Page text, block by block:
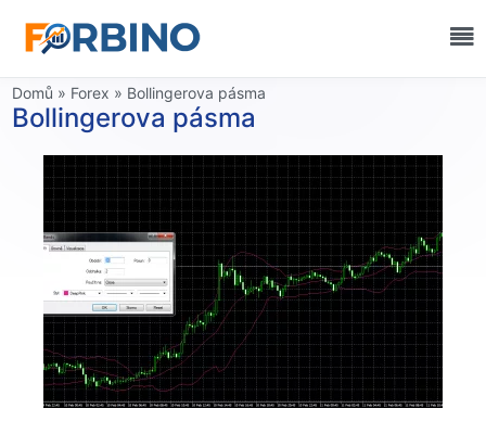
Domů » Forex » Bollingerova pásma
Bollingerova pásma